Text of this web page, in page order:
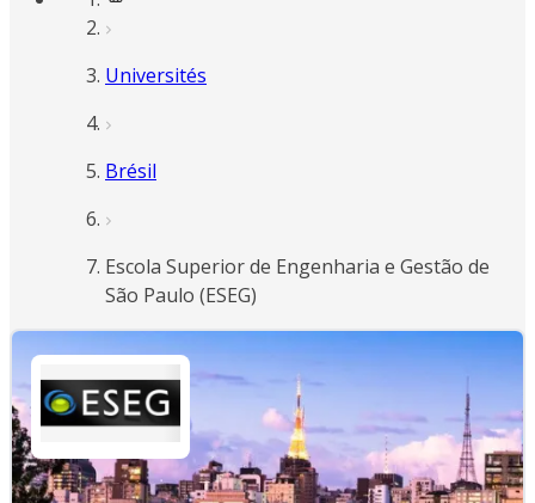
Universités
Brésil
Escola Superior de Engenharia e Gestão de
São Paulo (ESEG)